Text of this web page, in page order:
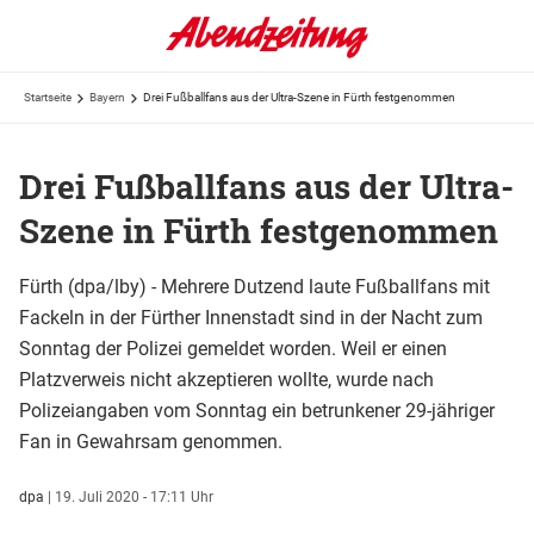
Startseite Bayern Drei Fußballfans aus der Ultra-Szene in Fürth festgenommen
Drei Fußballfans aus der Ultra-
Szene in Fürth festgenommen
Fürth (dpa/lby) - Mehrere Dutzend laute Fußballfans mit
Fackeln in der Fürther Innenstadt sind in der Nacht zum
Sonntag der Polizei gemeldet worden. Weil er einen
Platzverweis nicht akzeptieren wollte, wurde nach
Polizeiangaben vom Sonntag ein betrunkener 29-jähriger
Fan in Gewahrsam genommen.
dpa | 19. Juli 2020 - 17:11 Uhr